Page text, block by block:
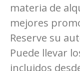
materia de
mejores
Reserve su
Puede llevar
incluidos